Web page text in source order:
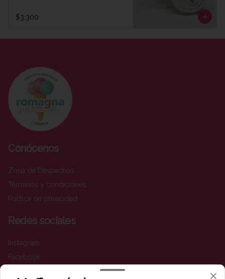
$3.300
Conócenos
Zona de Despachos
Términos y condiciones
Política de privacidad
Redes sociales
Instagram
Facebook